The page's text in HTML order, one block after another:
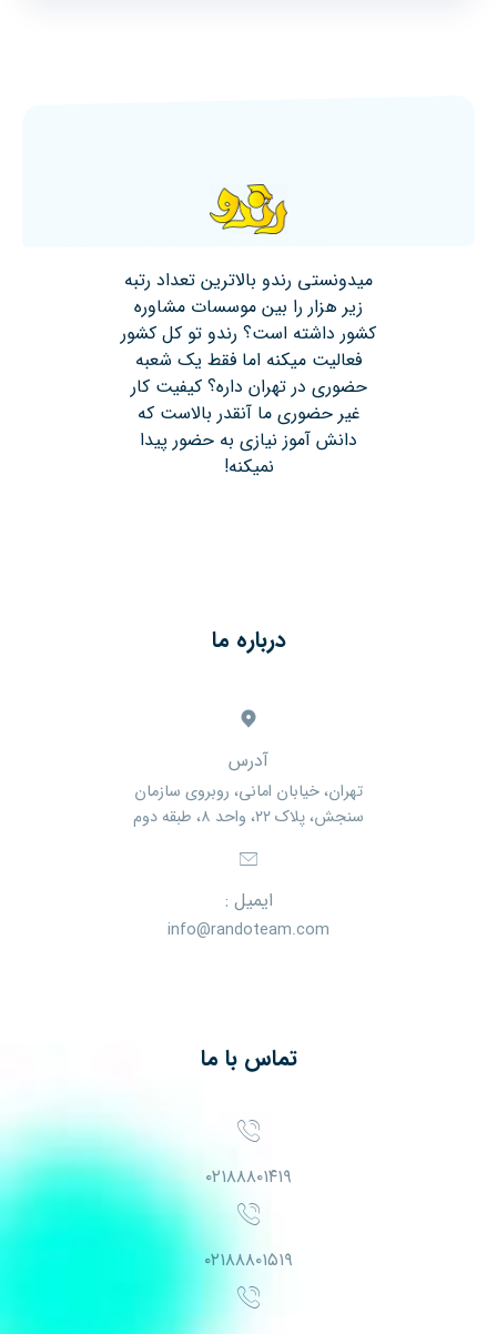
میدونستی رندو بالاترین تعداد رتبه
زیر هزار را بین موسسات مشاوره
کشور داشته است؟ رندو تو کل کشور
فعالیت میکنه اما فقط یک شعبه
حضوری در تهران داره؟ کیفیت کار
غیر حضوری ما آنقدر بالاست که
دانش آموز نیازی به حضور پیدا
نمیکنه!
درباره ما
آدرس
تهران، خیابان امانی، روبروی سازمان
سنجش، پلاک ۲۲، واحد ۸، طبقه دوم
ایمیل :
info@randoteam.com
تماس با ما
۰۲۱۸۸۸۰۱۴۱۹
۰۲۱۸۸۸۰۱۵۱۹